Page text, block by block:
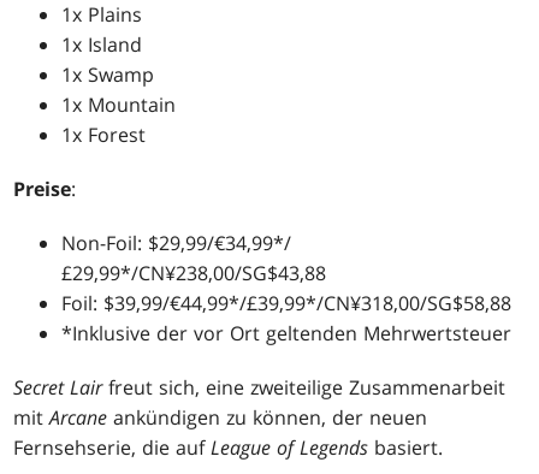
1x Plains
1x Island
1x Swamp
1x Mountain
1x Forest
Preise:
Non-Foil: $29,99/€34,99*/
£29,99*/CN¥238,00/SG$43,88
Foil: $39,99/€44,99*/£39,99*/CN¥318,00/SG$58,88
*Inklusive der vor Ort geltenden Mehrwertsteuer
Secret Lairfreut sich, eine zweiteilige Zusammenarbeit
mitArcane ankündigen zu können, der neuen
Fernsehserie, die aufLeague of Legends basiert.